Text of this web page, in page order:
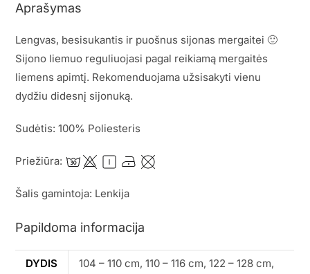
Aprašymas
Lengvas, besisukantis ir puošnus sijonas mergaitei 🙂
Sijono liemuo reguliuojasi pagal reikiamą mergaitės
liemens apimtį. Rekomenduojama užsisakyti vienu
dydžiu didesnį sijonuką.
Sudėtis: 100% Poliesteris
Priežiūra:
Šalis gamintoja: Lenkija
Papildoma informacija
DYDIS
104 – 110 cm, 110 – 116 cm, 122 – 128 cm,